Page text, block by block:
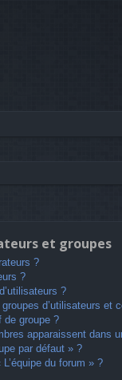
et groupes
?
?
?
d’utilisateurs et
de groupe ?
apparaissent dans
par défaut » ?
du forum » ?